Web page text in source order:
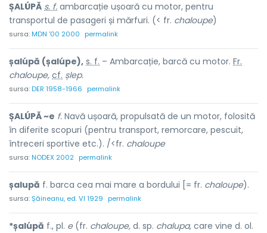
ȘALÚPĂ s. f. ambarcație ușoară cu motor, pentru
transportul de pasageri și mărfuri. (< fr. chaloupe)
sursa:MDN '00 2000 permalink
șalúpă (șalúpe), s. f. – Ambarcație, barcă cu motor. Fr.
chaloupe, cf. șlep.
sursa:DER 1958-1966 permalink
ȘALÚPĂ ~e f. Navă ușoară, propulsată de un motor, folosită
în diferite scopuri (pentru transport, remorcare, pescuit,
întreceri sportive etc.). /<fr. chaloupe
sursa:NODEX 2002 permalink
șalupă f. barca cea mai mare a bordului [= fr. chaloupe).
sursa:Șăineanu, ed. VI 1929 permalink
*șalúpă f., pl. e(fr. chaloupe, d. sp. chalupa, care vine d. ol.